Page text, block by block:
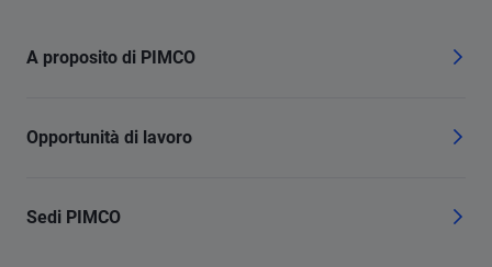
A proposito di PIMCO
Opportunità di lavoro
Sedi PIMCO